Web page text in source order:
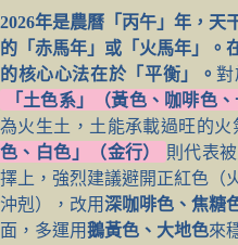
2026年是農曆「丙午」年，天
的「赤馬年」或「火馬年」。
的核心心法在於「平衡」。對
「土色系」（黃色、咖啡色
為火生土，土能承載過旺的
色、白色」（金行）
則代表
擇上，強烈建議避開正紅色（
沖剋），改用深咖啡色、焦糖
面，多運用鵝黃色、大地色來